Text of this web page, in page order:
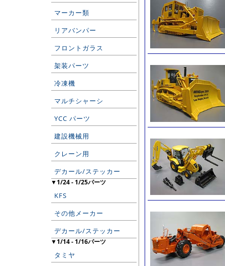
マーカー類
リアバンパー
フロントガラス
架装パーツ
冷凍機
マルチシャーシ
YCC パーツ
建設機械用
クレーン用
デカール/ステッカー
▼1/24 - 1/25パーツ
KFS
その他メーカー
デカール/ステッカー
▼1/14 - 1/16パーツ
タミヤ